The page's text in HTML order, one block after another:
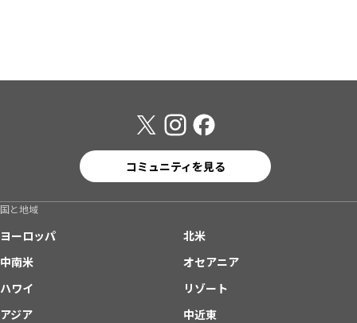
コミュニティを見る
国と地域
ヨーロッパ
北米
中南米
オセアニア
ハワイ
リゾート
アジア
中近東